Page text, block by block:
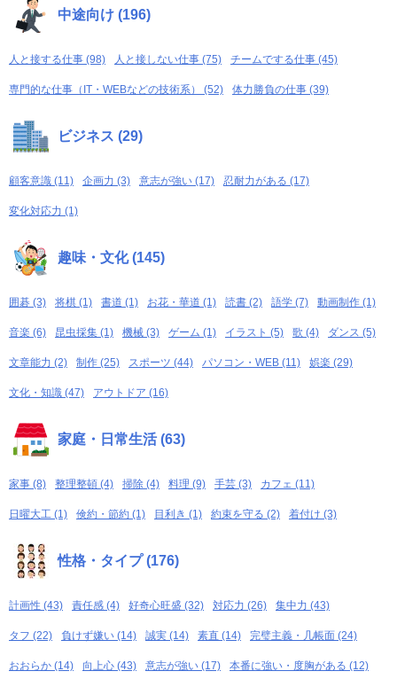
中途向け (196)
人と接する仕事 (98) 人と接しない仕事 (75) チームでする仕事 (45)
専門的な仕事（IT・WEBなどの技術系） (52) 体力勝負の仕事 (39)
ビジネス (29)
顧客意識 (11) 企画力 (3) 意志が強い (17) 忍耐力がある (17)
変化対応力 (1)
趣味・文化 (145)
囲碁 (3) 将棋 (1) 書道 (1) お花・華道 (1) 読書 (2) 語学 (7) 動画制作 (1)
音楽 (6) 昆虫採集 (1) 機械 (3) ゲーム (1) イラスト (5) 歌 (4) ダンス (5)
文章能力 (2) 制作 (25) スポーツ (44) パソコン・WEB (11) 娯楽 (29)
文化・知識 (47) アウトドア (16)
家庭・日常生活 (63)
家事 (8) 整理整頓 (4) 掃除 (4) 料理 (9) 手芸 (3) カフェ (11)
日曜大工 (1) 倹約・節約 (1) 目利き (1) 約束を守る (2) 着付け (3)
性格・タイプ (176)
計画性 (43) 責任感 (4) 好奇心旺盛 (32) 対応力 (26) 集中力 (43)
タフ (22) 負けず嫌い (14) 誠実 (14) 素直 (14) 完璧主義・几帳面 (24)
おおらか (14) 向上心 (43) 意志が強い (17) 本番に強い・度胸がある (12)